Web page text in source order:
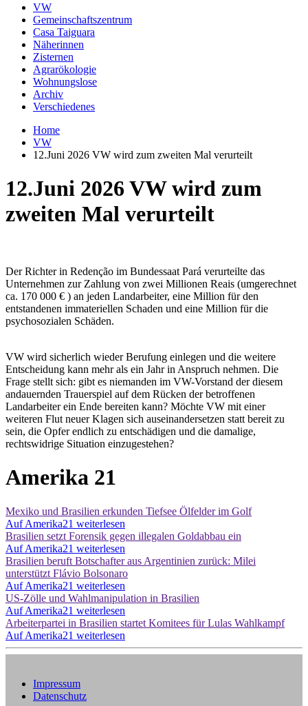
VW
Gemeinschaftszentrum
Casa Taiguara
Näherinnen
Zisternen
Agrarökologie
Wohnungslose
Archiv
Verschiedenes
Home
VW
12.Juni 2026 VW wird zum zweiten Mal verurteilt
12.Juni 2026 VW wird zum
zweiten Mal verurteilt
Der Richter in Redenção im Bundessaat Pará verurteilte das
Unternehmen zur Zahlung von zwei Millionen Reais (umgerechnet
ca. 170 000 € ) an jeden Landarbeiter, eine Million für den
entstandenen immateriellen Schaden und eine Million für die
psychosozialen Schäden.
VW wird sicherlich wieder Berufung einlegen und die weitere
Entscheidung kann mehr als ein Jahr in Anspruch nehmen. Die
Frage stellt sich: gibt es niemanden im VW-Vorstand der diesem
andauernden Trauerspiel auf dem Rücken der betroffenen
Landarbeiter ein Ende bereiten kann? Möchte VW mit einer
weiteren Flut neuer Klagen sich auseinandersetzen statt bereit zu
sein, die Opfer endlich zu entschädigen und die damalige,
rechtswidrige Situation einzugestehen?
Amerika 21
Mexiko und Brasilien erkunden Tiefsee Ölfelder im Golf
Auf Amerika21 weiterlesen
Brasilien setzt Forensik gegen illegalen Goldabbau ein
Auf Amerika21 weiterlesen
Brasilien beruft Botschafter aus Argentinien zurück: Milei
unterstützt Flávio Bolsonaro
Auf Amerika21 weiterlesen
US-Zölle und Wahlmanipulation in Brasilien
Auf Amerika21 weiterlesen
Arbeiterpartei in Brasilien startet Komitees für Lulas Wahlkampf
Auf Amerika21 weiterlesen
Impressum
Datenschutz